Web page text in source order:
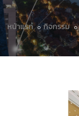
หน้าแรก กิจกรรม